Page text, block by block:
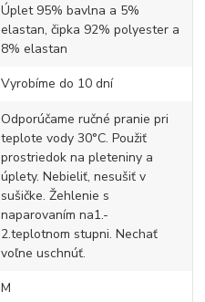
Úplet 95% bavlna a 5%
elastan, čipka 92% polyester a
8% elastan
Vyrobíme do 10 dní
Odporúčame ručné pranie pri
teplote vody 30°C. Použiť
prostriedok na pleteniny a
úplety. Nebieliť, nesušiť v
sušičke. Žehlenie s
naparovaním na1.-
2.teplotnom stupni. Nechať
voľne uschnúť.
M